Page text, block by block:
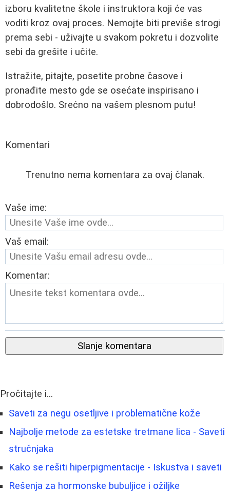
izboru kvalitetne škole i instruktora koji će vas
voditi kroz ovaj proces. Nemojte biti previše strogi
prema sebi - uživajte u svakom pokretu i dozvolite
sebi da grešite i učite.
Istražite, pitajte, posetite probne časove i
pronađite mesto gde se osećate inspirisano i
dobrodošlo. Srećno na vašem plesnom putu!
Komentari
Trenutno nema komentara za ovaj članak.
Vaše ime:
Vaš email:
Komentar:
Slanje komentara
Pročitajte i...
Saveti za negu osetljive i problematične kože
Najbolje metode za estetske tretmane lica - Saveti
stručnjaka
Kako se rešiti hiperpigmentacije - Iskustva i saveti
Rešenja za hormonske bubuljice i ožiljke